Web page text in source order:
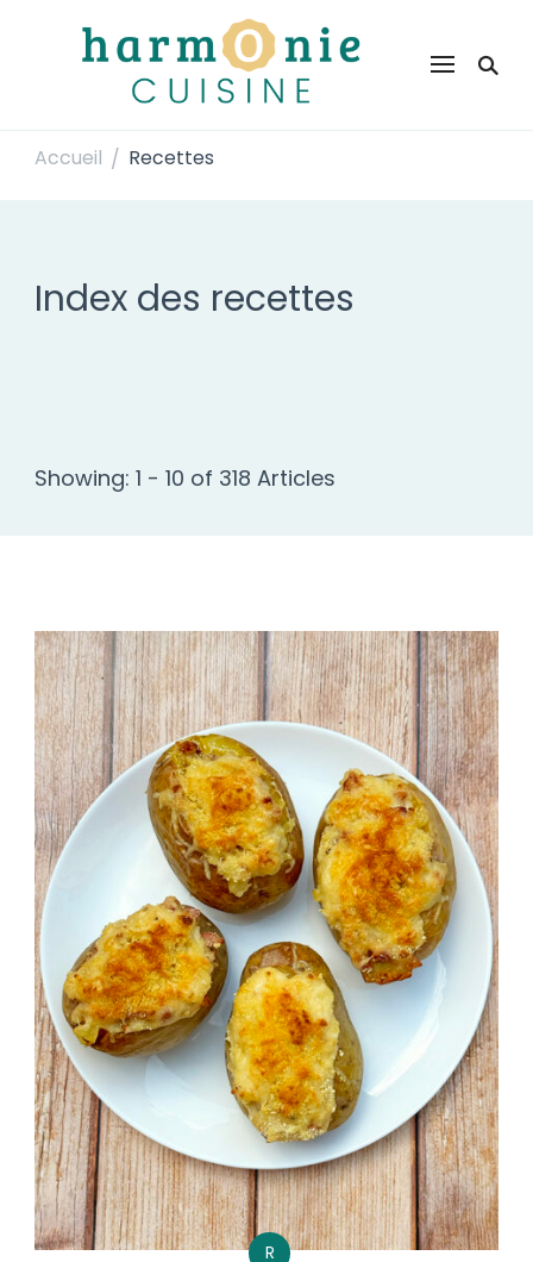
Harmonie Cuisine
Accueil / Recettes
Index des recettes
Showing: 1 - 10 of 318 Articles
R